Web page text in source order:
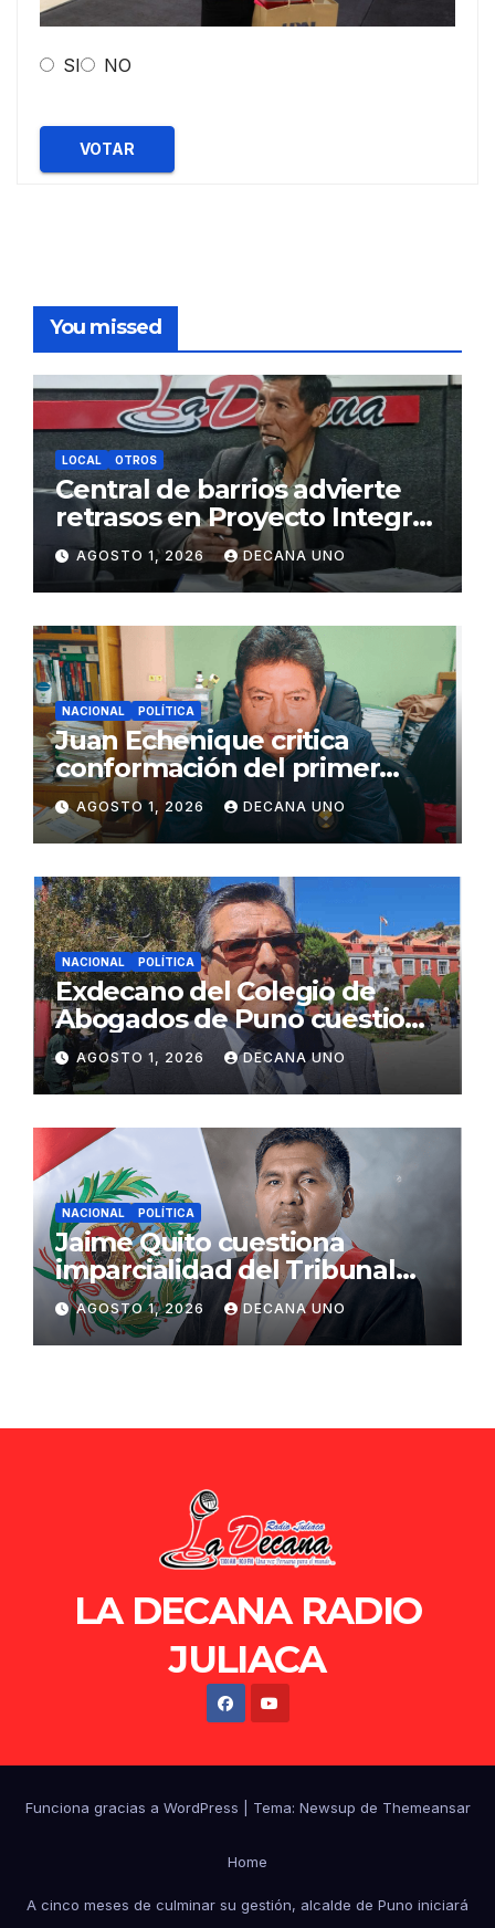
SI NO
VOTAR
You missed
LOCAL OTROS
Central de barrios advierte
retrasos en Proyecto Integral
de Agua y Alcantarillado para
Juliaca
AGOSTO 1, 2026 DECANA UNO
NACIONAL POLÍTICA
Juan Echenique critica
conformación del primer
gabinete ministerial de Keiko
Fujimori
AGOSTO 1, 2026 DECANA UNO
NACIONAL POLÍTICA
Exdecano del Colegio de
Abogados de Puno cuestiona
propuestas sobre seguridad
ciudadana
AGOSTO 1, 2026 DECANA UNO
NACIONAL POLÍTICA
Jaime Quito cuestiona
imparcialidad del Tribunal
Constitucional tras liberación
de Ollanta Humala
AGOSTO 1, 2026 DECANA UNO
LA DECANA RADIO
JULIACA
Funciona gracias a WordPress Tema: Newsup de Themeansar
Home
A cinco meses de culminar su gestión, alcalde de Puno iniciará